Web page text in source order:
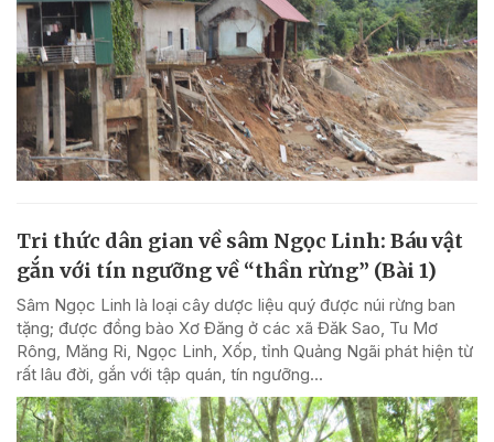
Tri thức dân gian về sâm Ngọc Linh: Báu vật
gắn với tín ngưỡng về “thần rừng” (Bài 1)
Sâm Ngọc Linh là loại cây dược liệu quý được núi rừng ban
tặng; được đồng bào Xơ Đăng ở các xã Đăk Sao, Tu Mơ
Rông, Măng Ri, Ngọc Linh, Xốp, tỉnh Quảng Ngãi phát hiện từ
rất lâu đời, gắn với tập quán, tín ngưỡng...